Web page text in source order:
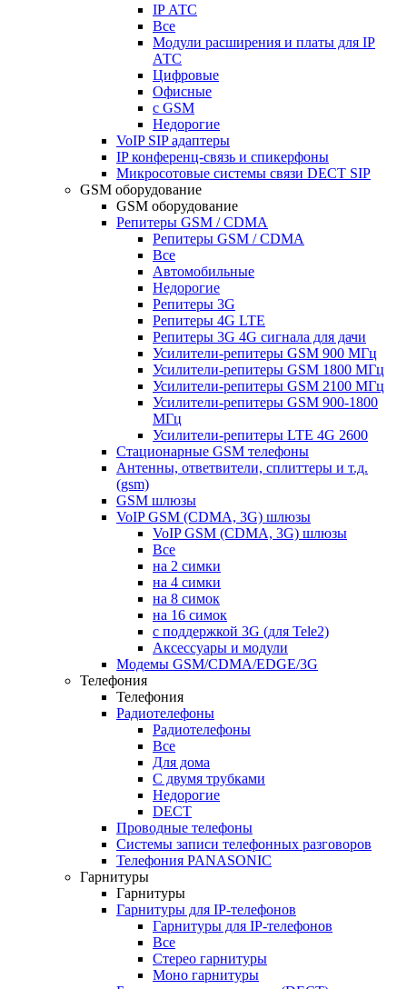
IP АТС
Все
Модули расширения и платы для IP
АТС
Цифровые
Офисные
с GSM
Недорогие
VoIP SIP адаптеры
IP конференц-связь и спикерфоны
Микросотовые системы связи DECT SIP
GSM оборудование
GSM оборудование
Репитеры GSM / CDMA
Репитеры GSM / CDMA
Все
Автомобильные
Недорогие
Репитеры 3G
Репитеры 4G LTE
Репитеры 3G 4G сигнала для дачи
Усилители-репитеры GSM 900 МГц
Усилители-репитеры GSM 1800 МГц
Усилители-репитеры GSM 2100 МГц
Усилители-репитеры GSM 900-1800
МГц
Усилители-репитеры LTE 4G 2600
Стационарные GSM телефоны
Антенны, ответвители, сплиттеры и т.д.
(gsm)
GSM шлюзы
VoIP GSM (CDMA, 3G) шлюзы
VoIP GSM (CDMA, 3G) шлюзы
Все
на 2 симки
на 4 симки
на 8 симок
на 16 симок
с поддержкой 3G (для Tele2)
Аксессуары и модули
Модемы GSM/CDMA/EDGE/3G
Телефония
Телефония
Радиотелефоны
Радиотелефоны
Все
Для дома
С двумя трубками
Недорогие
DECT
Проводные телефоны
Системы записи телефонных разговоров
Телефония PANASONIC
Гарнитуры
Гарнитуры
Гарнитуры для IP-телефонов
Гарнитуры для IP-телефонов
Все
Стерео гарнитуры
Моно гарнитуры